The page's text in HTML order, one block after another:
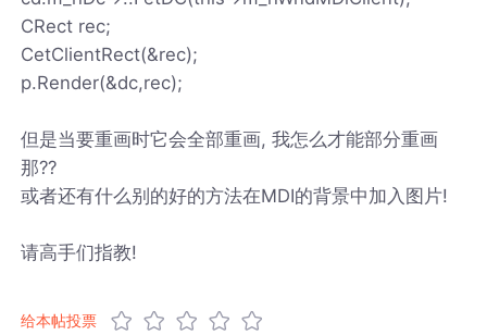
CRect rec;
CetClientRect(&rec);
p.Render(&dc,rec);
但是当要重画时它会全部重画, 我怎么才能部分重画
那??
或者还有什么别的好的方法在MDI的背景中加入图片!
请高手们指教!
给本帖投票